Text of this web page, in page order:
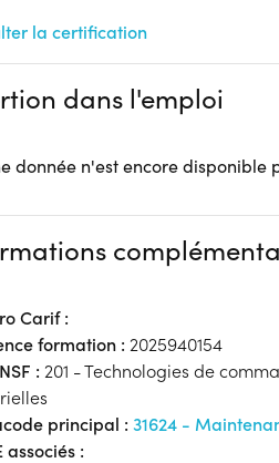
la certification
dans l'emploi
donnée n'est encore disponible
Carif :
formation : 2025940154
: 201 - Technologies de
principal : 31624 -
associés :